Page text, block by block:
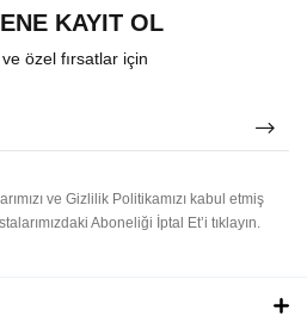
KAYIT OL
özel fırsatlar için
ve Gizlilik Politikamızı kabul etmiş
Aboneliği İptal Et’i tıklayın.